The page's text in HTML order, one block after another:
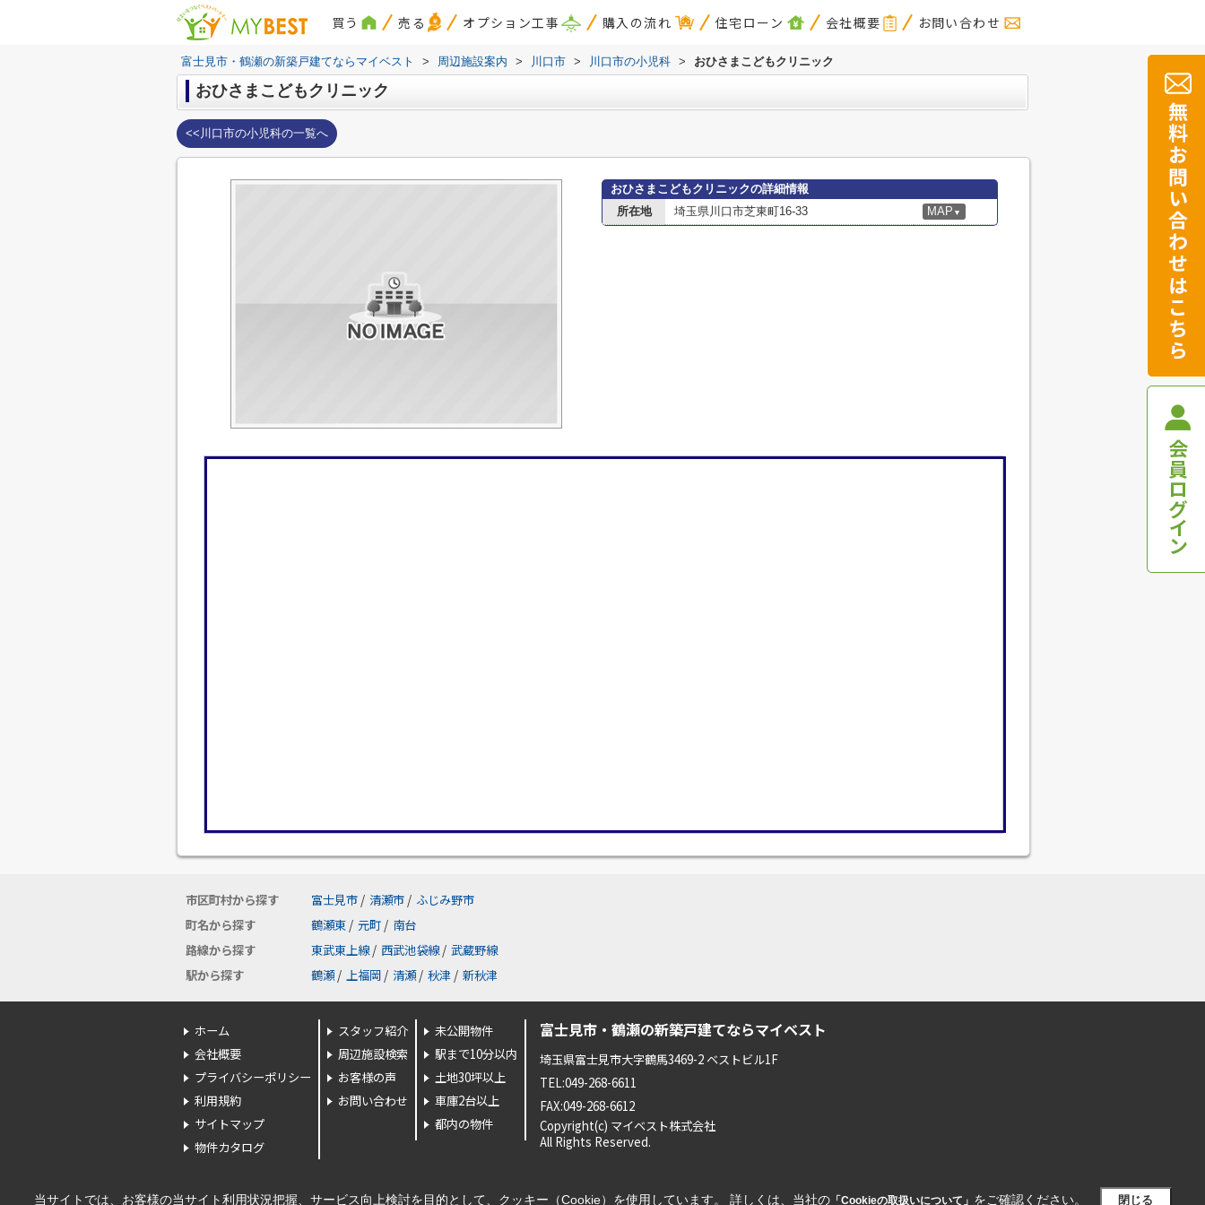
買う 売る オプション工事 購入の流れ 住宅ローン 会社概要 お問い合わせ
富士見市・鶴瀬の新築戸建てならマイベスト > 周辺施設案内 > 川口市 > 川口市の小児科 > おひさまこどもクリニック
おひさまこどもクリニック
<<川口市の小児科の一覧へ
おひさまこどもクリニックの詳細情報
所在地
埼玉県川口市芝東町16-33 MAP ▼
市区町村から探す 富士見市 / 清瀬市 / ふじみ野市
町名から探す
鶴瀬東 / 元町 / 南台
路線から探す
東武東上線 / 西武池袋線 / 武蔵野線
駅から探す
鶴瀬 / 上福岡 / 清瀬 / 秋津 / 新秋津
ホーム
会社概要
プライバシーポリシー
利用規約
サイトマップ
物件カタログ
スタッフ紹介
周辺施設検索
お客様の声
お問い合わせ
未公開物件
駅まで10分以内
土地30坪以上
車庫2台以上
都内の物件
富士見市・鶴瀬の新築戸建てならマイベスト
埼玉県富士見市大字鶴馬3469-2 ベストビル1F
TEL:049-268-6611
FAX:049-268-6612
Copyright(c) マイベスト株式会社
All Rights Reserved.
当サイトでは、お客様の当サイト利用状況把握、サービス向上検討を目的として、クッキー（Cookie）を使用しています。 詳しくは、当社の「Cookieの取扱いについて」 をご確認ください。 閉じる